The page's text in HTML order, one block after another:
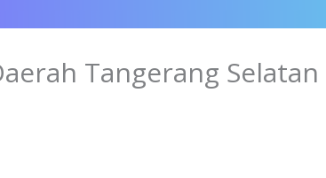
Tangerang